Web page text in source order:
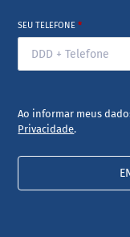
SEU TELEFONE*
Ao informar meus
Privacidade.